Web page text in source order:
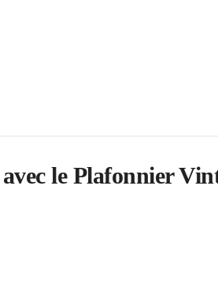
le Plafonnier